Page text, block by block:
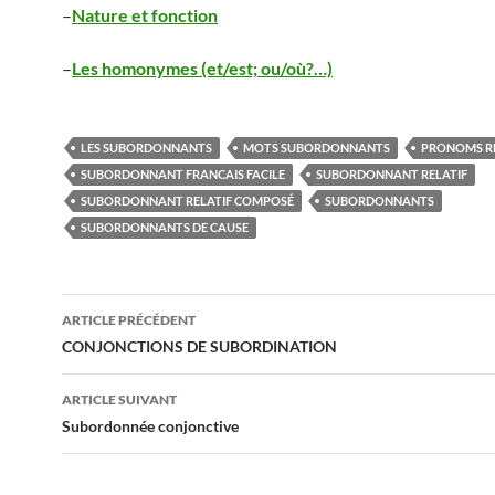
–Nature et fonction
–Les homonymes (et/est; ou/où?…)
LES SUBORDONNANTS MOTS SUBORDONNANTS
PRONOMS
SUBORDONNANT FRANCAIS FACILE
SUBORDONNANT RELATIF
SUBORDONNANT RELATIF COMPOSÉ
SUBORDONNANTS
SUBORDONNANTS DE CAUSE
Navigation
des
articles
ARTICLE PRÉCÉDENT
CONJONCTIONS DE SUBORDINATION
ARTICLE SUIVANT
Subordonnée conjonctive